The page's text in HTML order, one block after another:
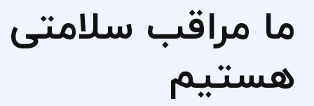
ما مراقب
هستیم